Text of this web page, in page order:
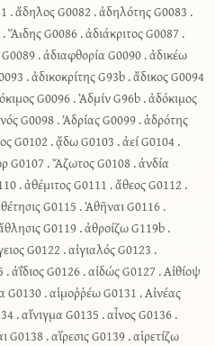
.ἄδηλος G0082 .ἀδηλότης G0083 .
.ᾍδης G0086.ἀδιάκριτος G0087.
.ἀδιαφθορία G0090.ἀδικέω
.ἀδικοκρίτης G93b.ἄδικος G0094
G0096.Ἀδμίν G96b.ἀδόκιμος
G0098.Ἀδρίας G0099.ἁδρότης
G0102 .ᾄδω G0103 .ἀεί G0104 .
G0107.Ἄζωτος G0108.ἀνδία
.ἀθέμιτος G0111 .ἄθεος G0112 .
G0115 .Ἀθῆναι G0116.
G0119.ἀθροίζω G119b.
G0122 .αἰγιαλός G0123 .
.ἀΐδιος G0126.αἰδώς G0127.Αἰθίοψ
G0130.αἱμοῤῥέω G0131 .Αἰνέας
.αἴνιγμα G0135 .αἶνος G0136.
G0138.αἵρεσις G0139.αἱρετίζω